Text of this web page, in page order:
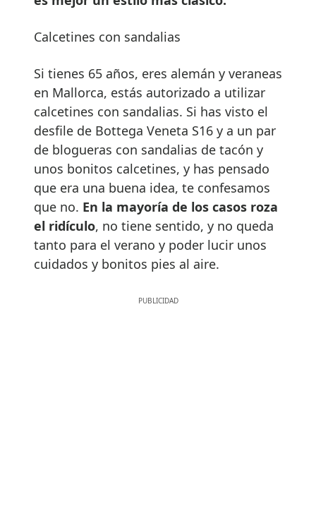
Calcetines con sandalias
Si tienes 65 años, eres alemán y veraneas
en Mallorca, estás autorizado a utilizar
calcetines con sandalias. Si has visto el
desfile de Bottega Veneta S16 y a un par
de blogueras con sandalias de tacón y
unos bonitos calcetines, y has pensado
que era una buena idea, te confesamos
que no. En la mayoría de los casos roza
el ridículo, no tiene sentido, y no queda
tanto para el verano y poder lucir unos
cuidados y bonitos pies al aire.